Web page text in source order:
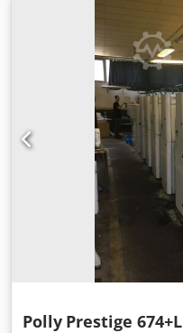
Polly Prestige 674+L